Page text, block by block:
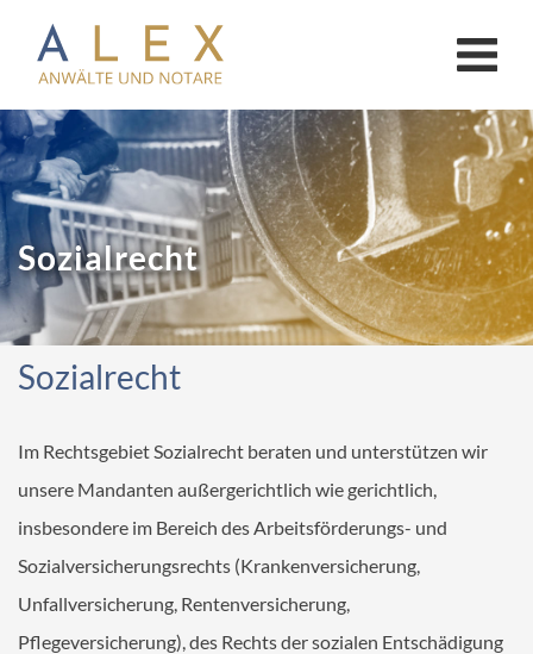
Sozialrecht
Sozialrecht
Im Rechtsgebiet Sozialrecht beraten und unterstützen wir
unsere Mandanten außergerichtlich wie gerichtlich,
insbesondere im Bereich des Arbeitsförderungs- und
Sozialversicherungsrechts (Krankenversicherung,
Unfallversicherung, Rentenversicherung,
Pflegeversicherung), des Rechts der sozialen Entschädigung
KANZLEI
Anwälte
Notar Limburg
Notar Bad Camberg
AKTUELLES
ONLINE-CHECKLISTEN
Online-Checklisten Notare
MANDANT
Ihr Termin bei ALEX
Online-Checklisten Anwälte